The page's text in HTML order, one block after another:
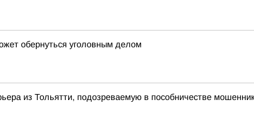
обернуться уголовным делом
из Тольятти, подозреваемую в пособничестве